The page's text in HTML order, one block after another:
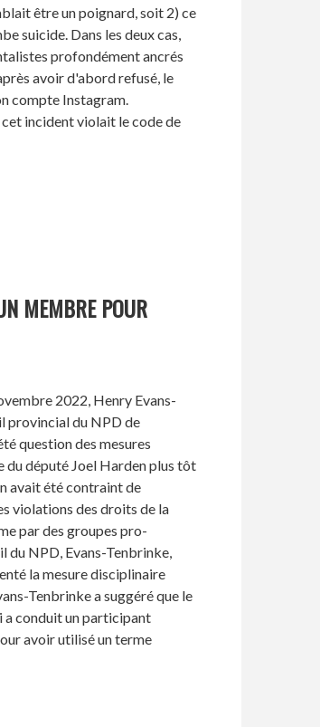
être un poignard, soit 2) ce
suicide. Dans les deux cas,
profondément ancrés
avoir d'abord refusé, le
compte Instagram.
incident violait le code de
MEMBRE POUR
2022, Henry Evans-
provincial du NPD de
question des mesures
du député Joel Harden plus tôt
avait été contraint de
violations des droits de la
par des groupes pro-
du NPD, Evans-Tenbrinke,
la mesure disciplinaire
Tenbrinke a suggéré que le
a conduit un participant
avoir utilisé un terme